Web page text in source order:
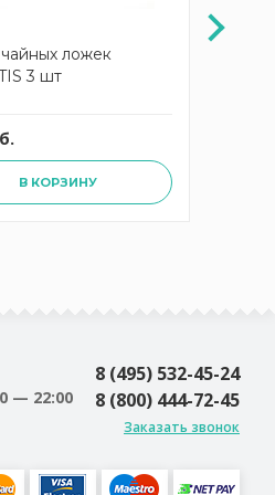
ложек
3 шт
В КОРЗИНУ
— 22:00
8 (495) 532-45-24
8 (800) 444-72-45
Заказать звонок